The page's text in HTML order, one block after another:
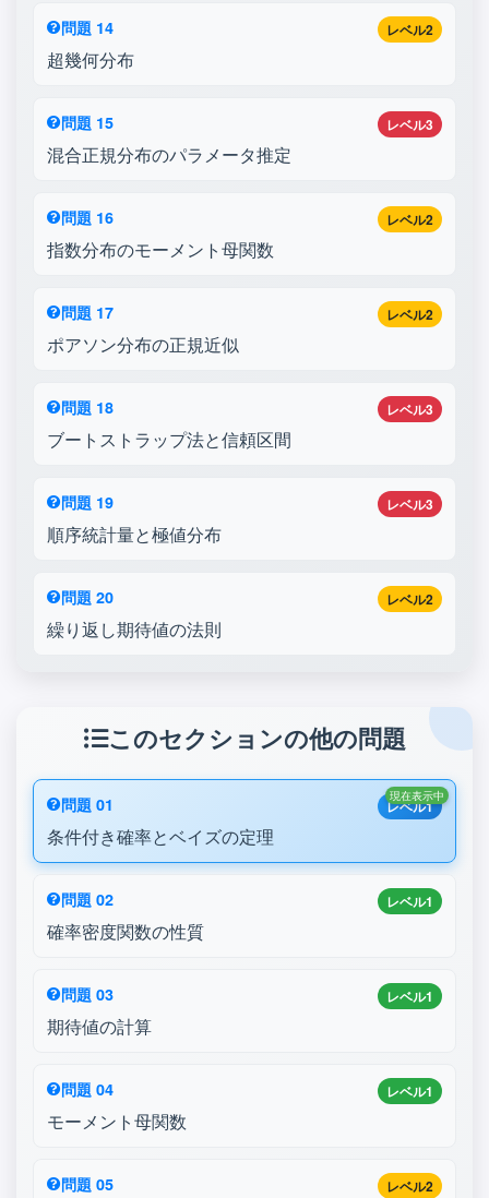
レベル2
問題 14
超幾何分布
レベル3
問題 15
混合正規分布のパラメータ推定
レベル2
問題 16
指数分布のモーメント母関数
レベル2
問題 17
ポアソン分布の正規近似
レベル3
問題 18
ブートストラップ法と信頼区間
レベル3
問題 19
順序統計量と極値分布
レベル2
問題 20
繰り返し期待値の法則
このセクションの他の問題
レベル1
問題 01
条件付き確率とベイズの定理
現在表示中
レベル1
問題 02
確率密度関数の性質
レベル1
問題 03
期待値の計算
レベル1
問題 04
モーメント母関数
レベル2
問題 05